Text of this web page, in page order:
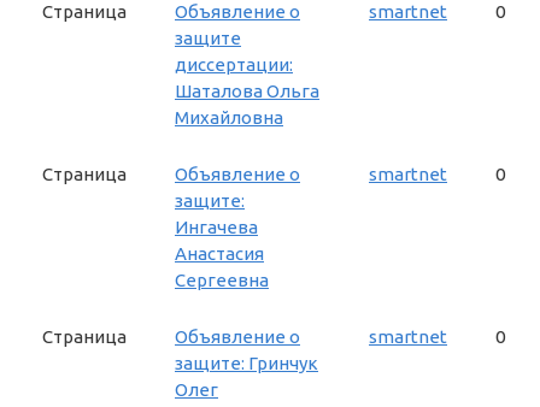
Страница
Объявление о
защите
диссертации:
Шаталова Ольга
Михайловна
smartnet 0
Страница
Объявление о
защите:
Ингачева
Анастасия
Сергеевна
smartnet 0
Страница
Объявление о
защите: Гринчук
Олег
smartnet 0